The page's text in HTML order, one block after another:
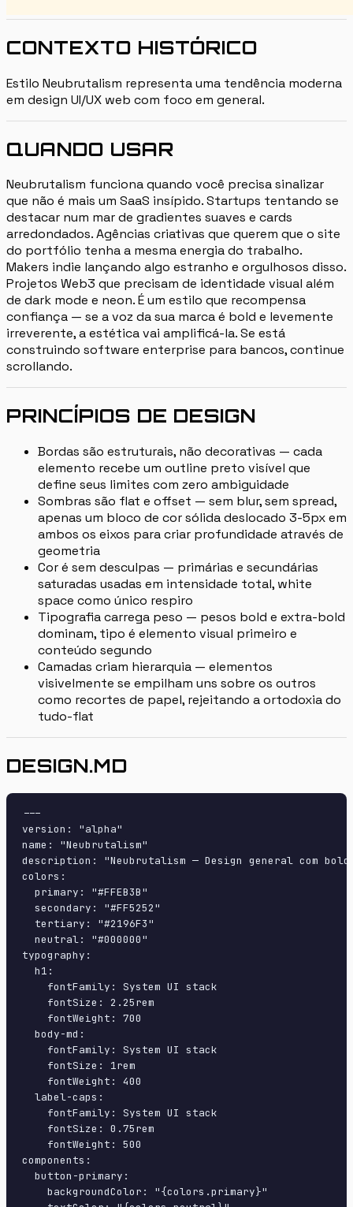
CONTEXTO HISTÓRICO
Estilo Neubrutalism representa uma tendência moderna
em design UI/UX web com foco em general.
QUANDO USAR
Neubrutalism funciona quando você precisa sinalizar
que não é mais um SaaS insípido. Startups tentando se
destacar num mar de gradientes suaves e cards
arredondados. Agências criativas que querem que o site
do portfólio tenha a mesma energia do trabalho.
Makers indie lançando algo estranho e orgulhosos disso.
Projetos Web3 que precisam de identidade visual além
de dark mode e neon. É um estilo que recompensa
confiança — se a voz da sua marca é bold e levemente
irreverente, a estética vai amplificá-la. Se está
construindo software enterprise para bancos, continue
scrollando.
PRINCÍPIOS DE DESIGN
Bordas são estruturais, não decorativas — cada
elemento recebe um outline preto visível que
define seus limites com zero ambiguidade
Sombras são flat e offset — sem blur, sem spread,
apenas um bloco de cor sólida deslocado 3-5px em
ambos os eixos para criar profundidade através de
geometria
Cor é sem desculpas — primárias e secundárias
saturadas usadas em intensidade total, white
space como único respiro
Tipografia carrega peso — pesos bold e extra-bold
dominam, tipo é elemento visual primeiro e
conteúdo segundo
Camadas criam hierarquia — elementos
visivelmente se empilham uns sobre os outros
como recortes de papel, rejeitando a ortodoxia do
tudo-flat
DESIGN.MD
---
version: "alpha"
name: "Neubrutalism"
description: "Neubrutalism — Design general com
colors:
  primary: "#FFEB3B"
  secondary: "#FF5252"
  tertiary: "#2196F3"
  neutral: "#000000"
typography:
  h1:
    fontFamily: System UI stack
    fontSize: 2.25rem
    fontWeight: 700
  body-md:
    fontFamily: System UI stack
    fontSize: 1rem
    fontWeight: 400
  label-caps:
    fontFamily: System UI stack
    fontSize: 0.75rem
    fontWeight: 500
components:
  button-primary:
    backgroundColor: "{colors.primary}"